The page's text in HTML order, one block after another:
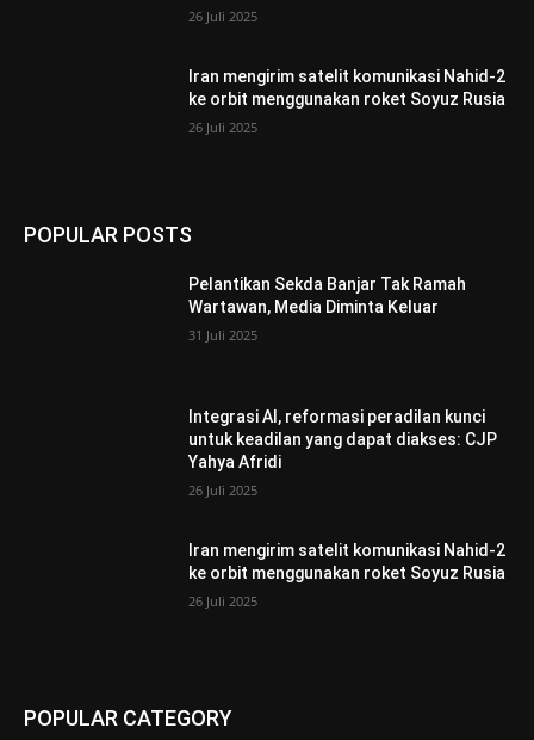
26 Juli 2025
Iran mengirim satelit komunikasi Nahid-2
ke orbit menggunakan roket Soyuz Rusia
26 Juli 2025
POPULAR POSTS
Pelantikan Sekda Banjar Tak Ramah
Wartawan, Media Diminta Keluar
31 Juli 2025
Integrasi AI, reformasi peradilan kunci
untuk keadilan yang dapat diakses: CJP
Yahya Afridi
26 Juli 2025
Iran mengirim satelit komunikasi Nahid-2
ke orbit menggunakan roket Soyuz Rusia
26 Juli 2025
POPULAR CATEGORY